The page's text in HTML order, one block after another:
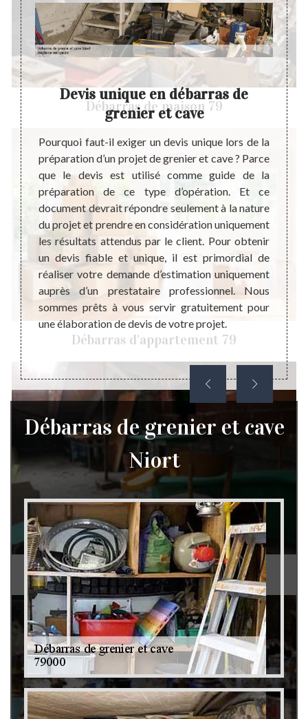
Débarras de maison 79
Débarras d'appartement 79
Débarras de grenier et cave 79
est
de
être
et la
veut
Devis unique en débarras de
grenier et cave
Pourquoi faut-il exiger un devis unique lors de la
préparation d’un projet de grenier et cave ? Parce
que le devis est utilisé comme guide de la
préparation de ce type d’opération. Et ce
document devrait répondre seulement à la nature
du projet et prendre en considération uniquement
les résultats attendus par le client. Pour obtenir
un devis fiable et unique, il est primordial de
réaliser votre demande d’estimation uniquement
auprès d’un prestataire professionnel. Nous
sommes prêts à vous servir gratuitement pour
une élaboration de devis de votre projet.
par
vous
Débarras de grenier et cave
Niort